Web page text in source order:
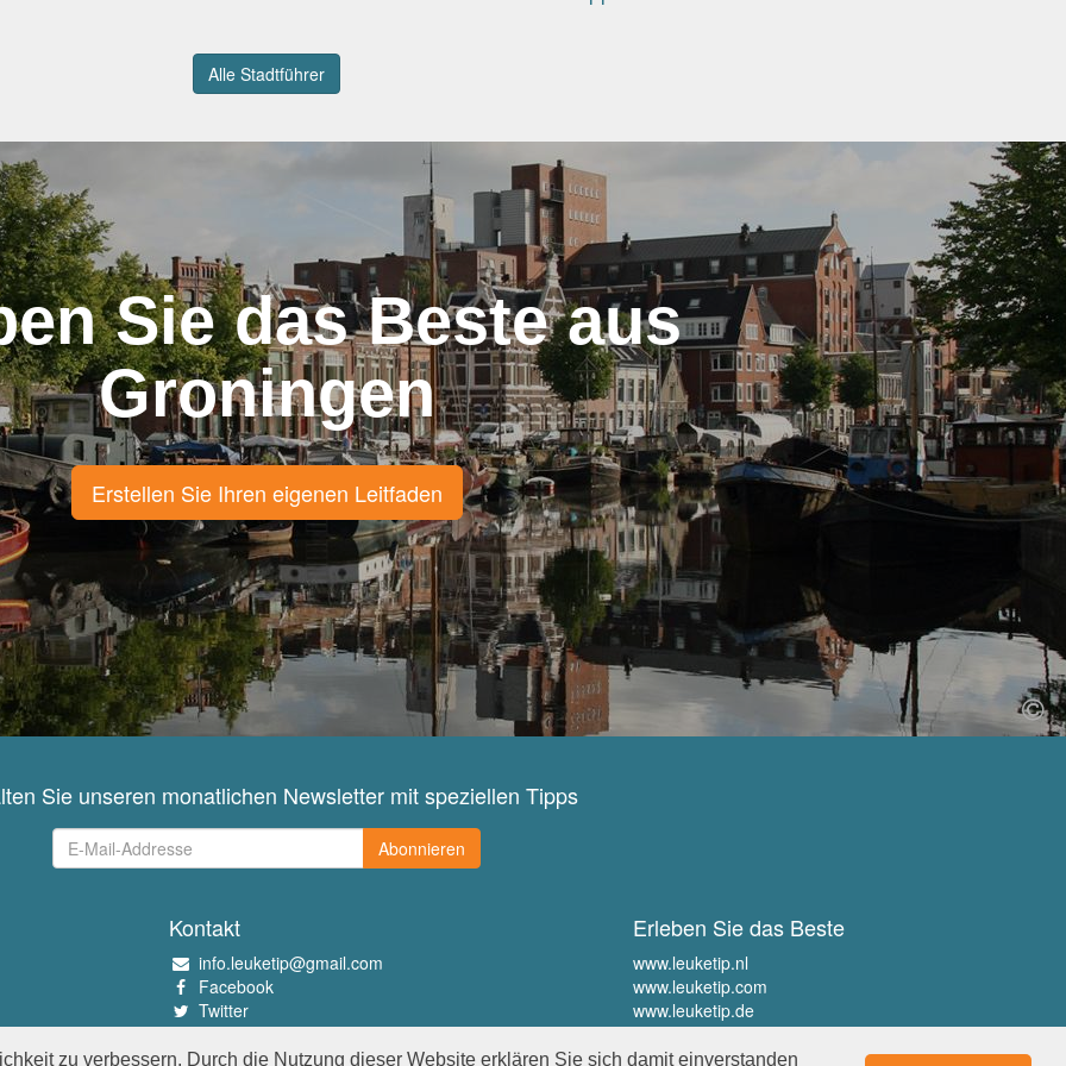
zu verbessern. Durch die Nutzung dieser Website erklären Sie sich damit einverstanden
Alle Stadtführer
Sie das Beste aus
Groningen
Erstellen Sie Ihren eigenen Leitfaden
Sie unseren monatlichen Newsletter mit speziellen Tipps
Abonnieren
Kontakt
info.leuketip@gmail.com
Facebook
Twitter
Instagram
Pinterest
Erleben Sie das Beste
www.leuketip.nl
www.leuketip.com
www.leuketip.de
www.leuketip.fr